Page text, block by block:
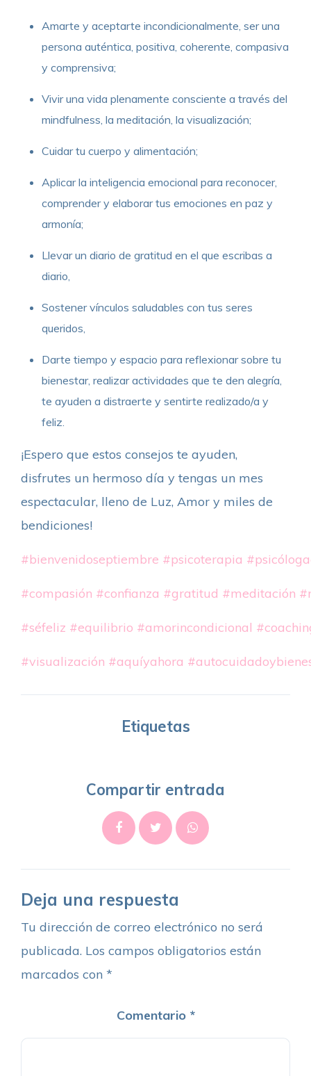
Amarte y aceptarte incondicionalmente, ser una
persona auténtica, positiva, coherente, compasiva
y comprensiva;
Vivir una vida plenamente consciente a través del
mindfulness, la meditación, la visualización;
Cuidar tu cuerpo y alimentación;
Aplicar la inteligencia emocional para reconocer,
comprender y elaborar tus emociones en paz y
armonía;
Llevar un diario de gratitud en el que escribas a
diario,
Sostener vínculos saludables con tus seres
queridos,
Darte tiempo y espacio para reflexionar sobre tu
bienestar, realizar actividades que te den alegría,
te ayuden a distraerte y sentirte realizado/a y
feliz.
¡Espero que estos consejos te ayuden,
disfrutes un hermoso día y tengas un mes
espectacular, lleno de Luz, Amor y miles de
bendiciones!
#bienvenidoseptiembre #psicoterapia
#compasión #confianza #gratitud #meditación
#séfeliz #equilibrio #amorincondicional
#visualización #aquíyahora
Etiquetas
Compartir entrada
Deja una respuesta
Tu dirección de correo electrónico no será
publicada. Los campos obligatorios están
marcados con *
Comentario *